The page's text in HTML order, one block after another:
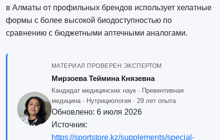
в Алматы от профильных брендов использует хелатные
формы с более высокой биодоступностью по
сравнению с бюджетными аптечными аналогами.
МАТЕРИАЛ ПРОВЕРЕН ЭКСПЕРТОМ
Мирзоева Теймина Князевна
Кандидат медицинских наук · Превентивная
медицина · Нутрициология · 29 лет опыта
Обновлено: 6 июля 2026
Источник:
https://sportstore.kz/supplements/special-